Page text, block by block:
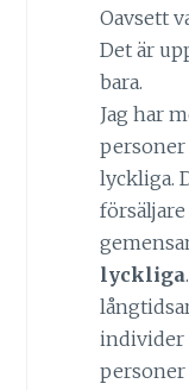
Oavsett
Det är
bara.
Jag har
personer
lyckliga.
lyckliga
individer